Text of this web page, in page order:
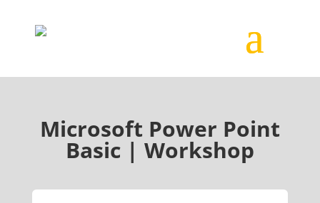
Microsoft Power Point
Basic | Workshop